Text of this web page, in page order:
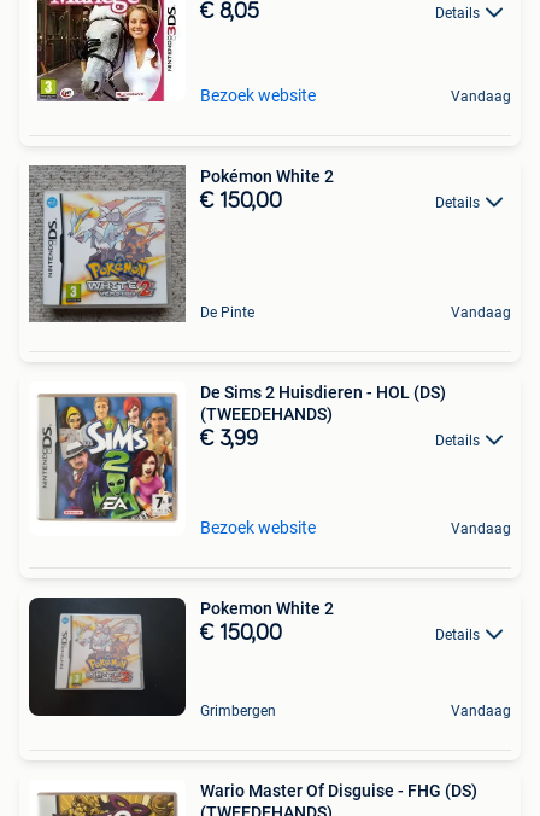
€ 8,05 Details
Bezoek website Vandaag
Pokémon White 2
€ 150,00 Details
De Pinte Vandaag
De Sims 2 Huisdieren - HOL (DS)
(TWEEDEHANDS)
€ 3,99 Details
Bezoek website Vandaag
Pokemon White 2
€ 150,00 Details
Grimbergen Vandaag
Wario Master Of Disguise - FHG (DS)
(TWEEDEHANDS)